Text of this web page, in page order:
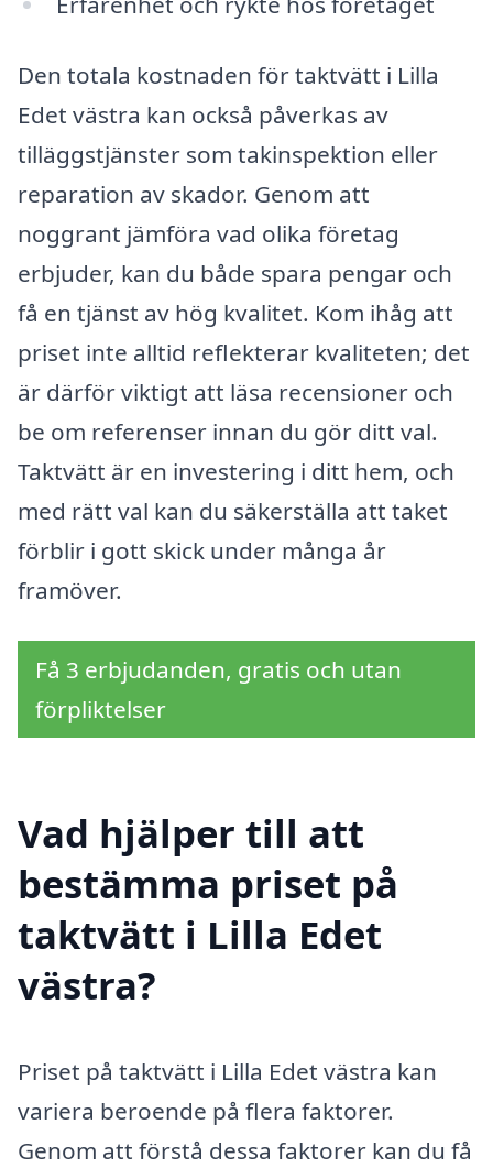
Den totala kostnaden för taktvätt i Lilla
Edet västra kan också påverkas av
tilläggstjänster som takinspektion eller
reparation av skador. Genom att
noggrant jämföra vad olika företag
erbjuder, kan du både spara pengar och
få en tjänst av hög kvalitet. Kom ihåg att
priset inte alltid reflekterar kvaliteten; det
är därför viktigt att läsa recensioner och
be om referenser innan du gör ditt val.
Taktvätt är en investering i ditt hem, och
med rätt val kan du säkerställa att taket
förblir i gott skick under många år
framöver.
Få 3 erbjudanden, gratis och utan
förpliktelser
Vad hjälper till att
bestämma priset på
taktvätt i Lilla Edet
västra?
Priset på taktvätt i Lilla Edet västra kan
variera beroende på flera faktorer.
Genom att förstå dessa faktorer kan du få